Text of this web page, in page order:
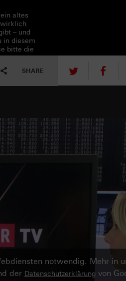
altes
– und
in diesem
bitte die
SHARE tweet
notwendig. Mehr in
der Datenschutzerklärung von